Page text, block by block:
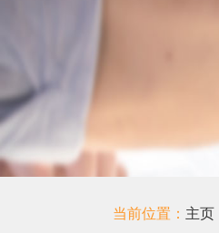
当前位置： 主页